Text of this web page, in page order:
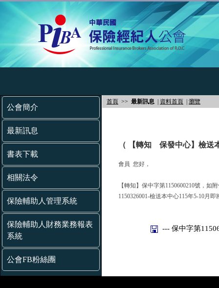
公會簡介
最新訊息
書表下載
相關法令
保險輔助人管理系統
保險輔助人財務業務報表
系統
公會FB粉絲團
首頁 >> 最新訊息 資料首頁 瀏覽
（ 【轉知 保發中心】檢送
會員 您好，
【轉知】保中字第1150600210號，如
1150326001-檢送本中心115年5-10月
--- 保中字第